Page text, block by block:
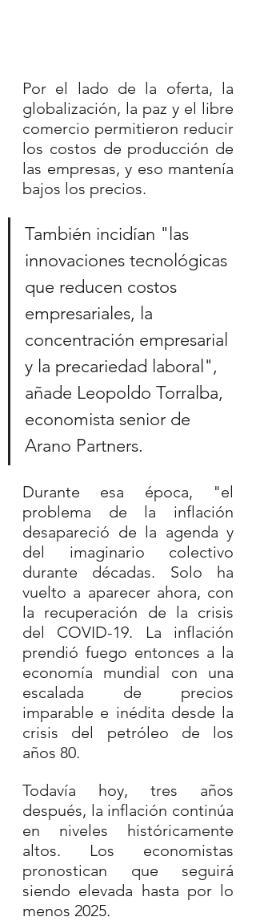
Por el lado de la oferta, la
globalización, la paz y el libre
comercio permitieron reducir
los costos de producción de
las empresas, y eso mantenía
bajos los precios.
También incidían "las
innovaciones tecnológicas
que reducen costos
empresariales, la
concentración empresarial
y la precariedad laboral",
añade Leopoldo Torralba,
economista senior de
Arano Partners.
Durante esa época, "el
problema de la inflación
desapareció de la agenda y
del imaginario colectivo
durante décadas. Solo ha
vuelto a aparecer ahora, con
la recuperación de la crisis
del COVID-19. La inflación
prendió fuego entonces a la
economía mundial con una
escalada de precios
imparable e inédita desde la
crisis del petróleo de los
años 80.
Todavía hoy, tres años
después, la inflación continúa
en niveles históricamente
altos. Los economistas
pronostican que seguirá
siendo elevada hasta por lo
menos 2025.